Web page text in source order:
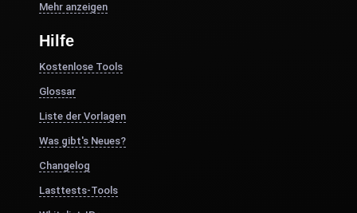
Mehr anzeigen
Hilfe
Kostenlose Tools
Glossar
Liste der Vorlagen
Was gibt's Neues?
Changelog
Lasttests-Tools